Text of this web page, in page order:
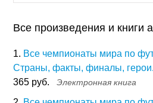
Все произведения и книги
1. Все чемпионаты мира по
Страны, факты, финалы,
365 руб.
Электронная книга